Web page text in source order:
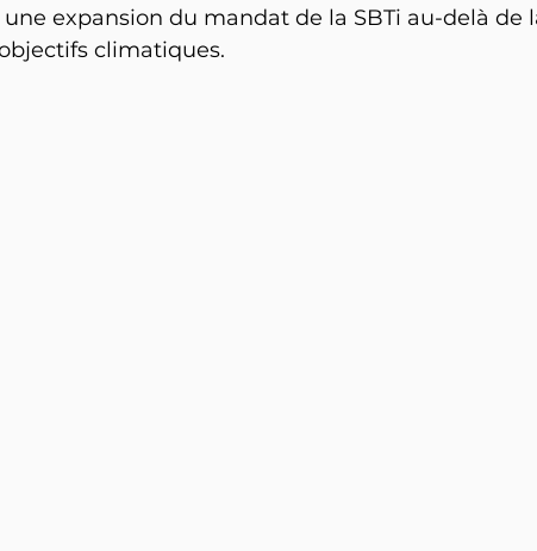
expansion du mandat de la SBTi au-delà de
climatiques.